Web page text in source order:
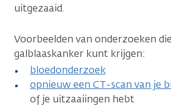
uitgezaaid.
Voorbeelden van onderzoeken
galblaaskanker kunt krijgen:
bloedonderzoek
opnieuw een CT-scan van je
of je uitzaaiingen hebt